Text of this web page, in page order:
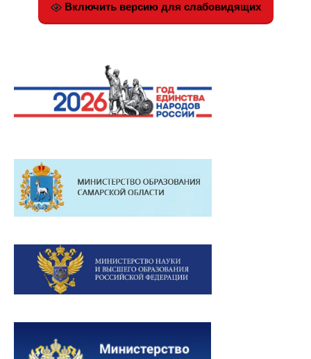
Включить версию для слабовидящих